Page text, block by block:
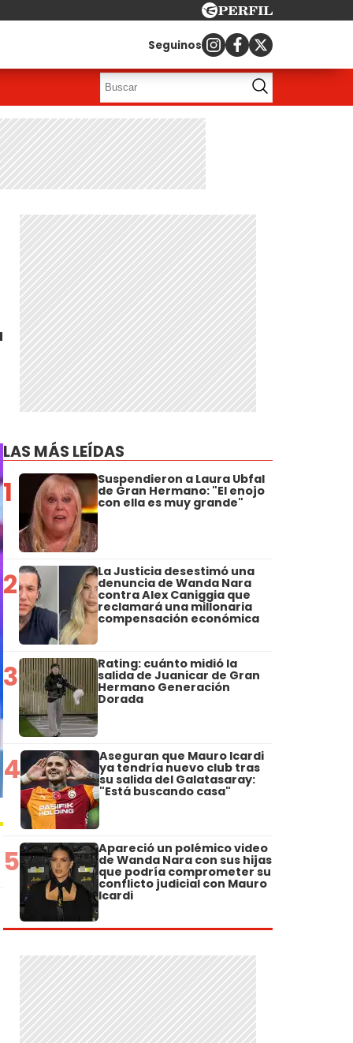
Seguinos
LAS MÁS LEÍDAS
1 Suspendieron a Laura Ubfal
de Gran Hermano: "El enojo
con ella es muy grande"
2 La Justicia desestimó una
denuncia de Wanda Nara
contra Alex Caniggia que
reclamará una millonaria
compensación económica
3 Rating: cuánto midió la
salida de Juanicar de Gran
Hermano Generación
Dorada
4 Aseguran que Mauro Icardi
ya tendría nuevo club tras
su salida del Galatasaray:
"Está buscando casa"
5 Apareció un polémico video
de Wanda Nara con sus hijas
que podría comprometer su
conflicto judicial con Mauro
Icardi